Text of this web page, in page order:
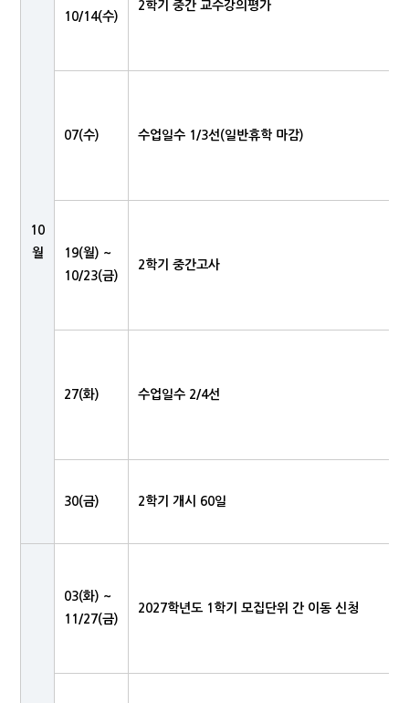
10
월
10/14(수)
2학기 중간 교수강의평가
07(수) 수업일수 1/3선(일반휴학 마감)
19(월) ~
10/23(금)
2학기 중간고사
27(화) 수업일수 2/4선
30(금) 2학기 개시 60일
03(화) ~
11/27(금)
2027학년도 1학기 모집단위 간 이동 신청